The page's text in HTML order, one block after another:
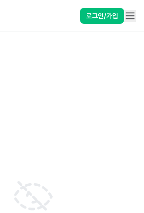
로그인/가입